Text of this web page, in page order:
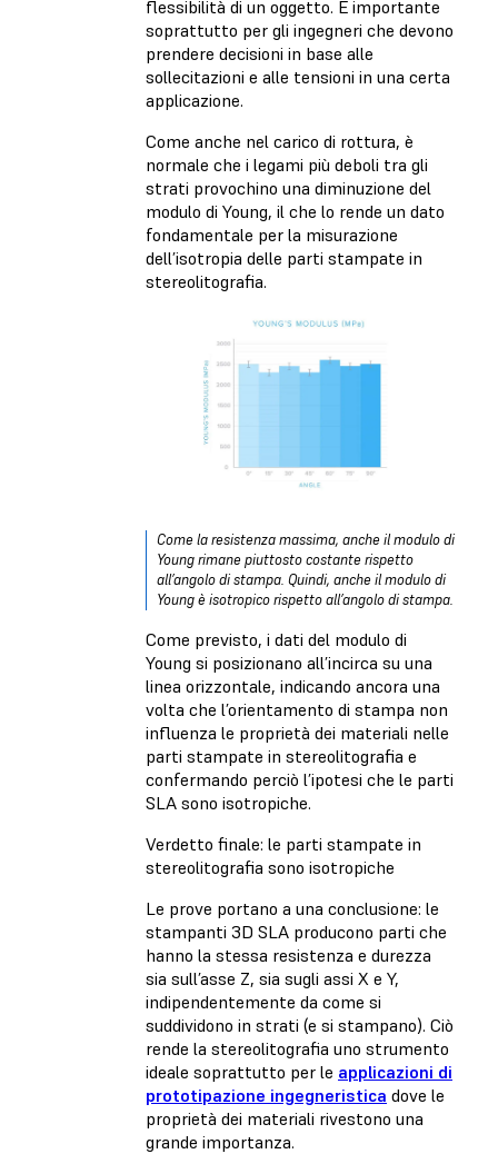
flessibilità di un oggetto. È importante
soprattutto per gli ingegneri che devono
prendere decisioni in base alle
sollecitazioni e alle tensioni in una certa
applicazione.
Come anche nel carico di rottura, è
normale che i legami più deboli tra gli
strati provochino una diminuzione del
modulo di Young, il che lo rende un dato
fondamentale per la misurazione
dell’isotropia delle parti stampate in
stereolitografia.
Come la resistenza massima, anche il modulo di
Young rimane piuttosto costante rispetto
all’angolo di stampa. Quindi, anche il modulo di
Young è isotropico rispetto all’angolo di stampa.
Come previsto, i dati del modulo di
Young si posizionano all’incirca su una
linea orizzontale, indicando ancora una
volta che l’orientamento di stampa non
influenza le proprietà dei materiali nelle
parti stampate in stereolitografia e
confermando perciò l’ipotesi che le parti
SLA sono isotropiche.
Verdetto finale: le parti stampate in
stereolitografia sono isotropiche
Le prove portano a una conclusione: le
stampanti 3D SLA producono parti che
hanno la stessa resistenza e durezza
sia sull’asse Z, sia sugli assi X e Y,
indipendentemente da come si
suddividono in strati (e si stampano). Ciò
rende la stereolitografia uno strumento
ideale soprattutto per le applicazioni di
prototipazione ingegneristica dove le
proprietà dei materiali rivestono una
grande importanza.